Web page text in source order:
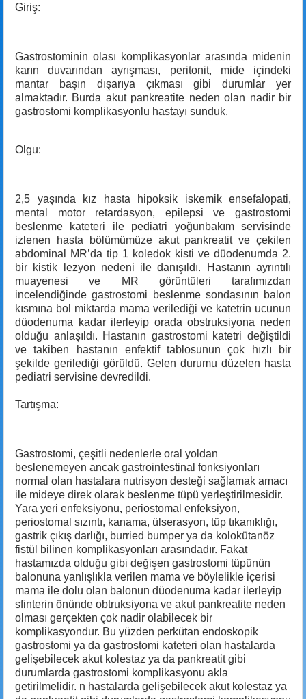
Giriş:
Gastrostominin olası komplikasyonlar arasında midenin
karın duvarından ayrışması, peritonit, mide içindeki
mantar başın dışarıya çıkması gibi durumlar yer
almaktadır. Burda akut pankreatite neden olan nadir bir
gastrostomi komplikasyonlu hastayı sunduk.
Olgu:
2,5 yaşında kız hasta hipoksik iskemik ensefalopati,
mental motor retardasyon, epilepsi ve gastrostomi
beslenme kateteri ile pediatri yoğunbakım servisinde
izlenen hasta bölümümüze akut pankreatit ve çekilen
abdominal MR’da tip 1 koledok kisti ve düodenumda 2.
bir kistik lezyon nedeni ile danışıldı. Hastanın ayrıntılı
muayenesi ve MR görüntüleri tarafımızdan
incelendiğinde gastrostomi beslenme sondasının balon
kısmına bol miktarda mama verilediği ve katetrin ucunun
düodenuma kadar ilerleyip orada obstruksiyona neden
olduğu anlaşıldı. Hastanın gastrostomi katetri değiştildi
ve takiben hastanın enfektif tablosunun çok hızlı bir
şekilde gerilediği görüldü. Gelen durumu düzelen hasta
pediatri servisine devredildi.
Tartışma:
Gastrostomi, çeşitli nedenlerle oral yoldan
beslenemeyen ancak gastrointestinal fonksiyonları
normal olan hastalara nutrisyon desteği sağlamak amacı
ile mideye direk olarak beslenme tüpü yerleştirilmesidir.
Yara yeri enfeksiyonu, periostomal enfeksiyon,
periostomal sızıntı, kanama, ülserasyon, tüp tıkanıklığı,
gastrik çıkış darlığı, burried bumper ya da kolokütanöz
fistül bilinen komplikasyonları arasındadır. Fakat
hastamızda olduğu gibi değişen gastrostomi tüpünün
balonuna yanlışlıkla verilen mama ve böylelikle içerisi
mama ile dolu olan balonun düodenuma kadar ilerleyip
sfinterin önünde obtruksiyona ve akut pankreatite neden
olması gerçekten çok nadir olabilecek bir
komplikasyondur. Bu yüzden perkütan endoskopik
gastrostomi ya da gastrostomi kateteri olan hastalarda
gelişebilecek akut kolestaz ya da pankreatit gibi
durumlarda gastrostomi komplikasyonu akla
getirilmelidir. n hastalarda gelişebilecek akut kolestaz ya